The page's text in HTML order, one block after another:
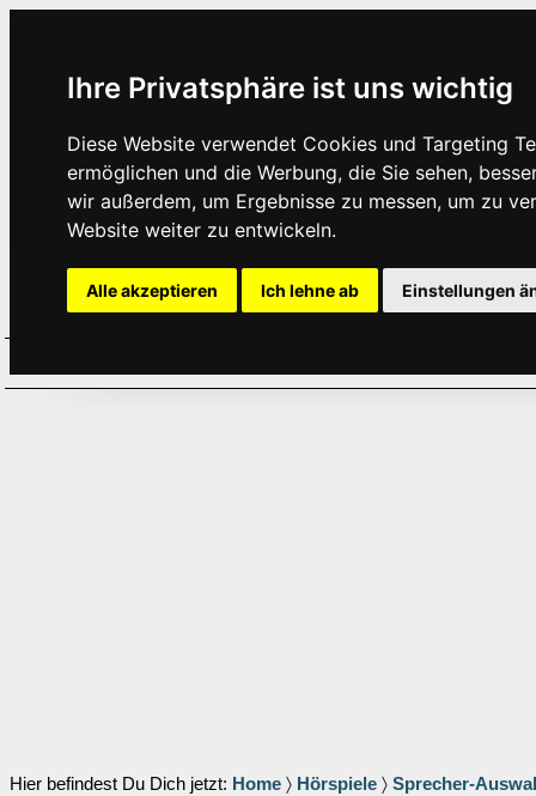
Ihre Privatsphäre ist uns wichtig
Diese Website verwendet Cookies und Targeting
ermöglichen und die Werbung, die Sie sehen,
wir außerdem, um Ergebnisse zu messen, um zu
Website weiter zu entwickeln.
Alle akzeptieren Ich lehne ab Einstellungen
Hier befindest Du Dich jetzt: Home 〉 Hörspiele 〉 Sprecher-